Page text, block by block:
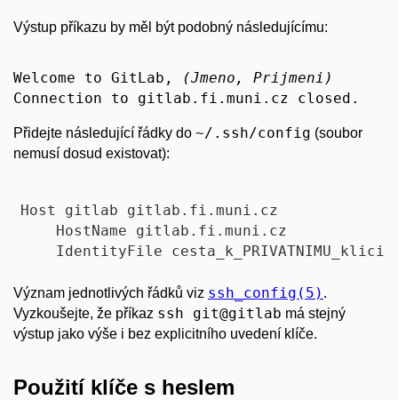
Výstup příkazu by měl být podobný následujícímu:
Welcome to GitLab,
(Jmeno, Prijmeni)
Přidejte následující řádky do ~/.ssh/config (soubor
nemusí dosud existovat):
Host gitlab gitlab.fi.muni.cz
    HostName gitlab.fi.muni.cz
Význam jednotlivých řádků viz ssh_config(5) .
Vyzkoušejte, že příkaz ssh git@gitlab má stejný
výstup jako výše i bez explicitního uvedení klíče.
Použití klíče s heslem